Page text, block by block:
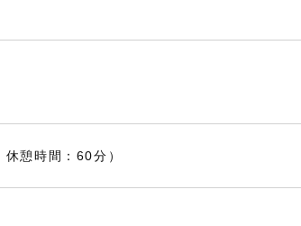
憩時間：60分）